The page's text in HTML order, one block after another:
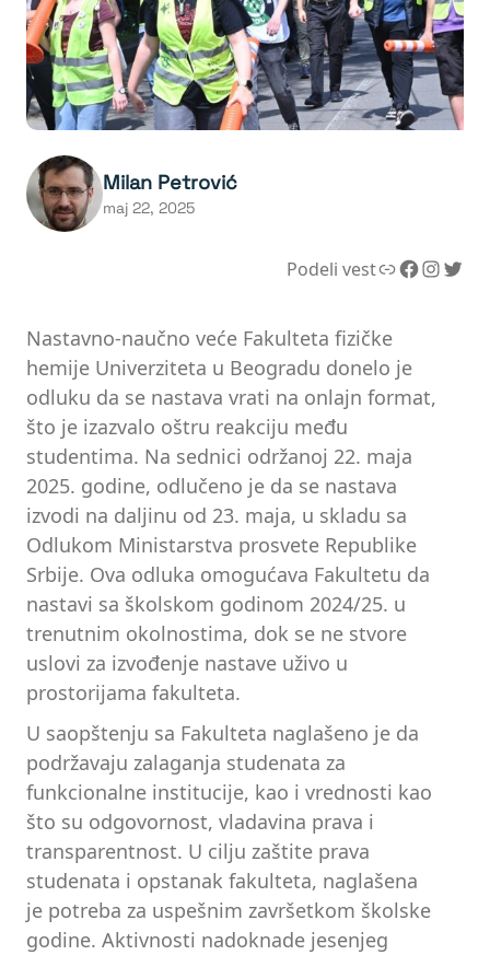
Milan Petrović
maj 22, 2025
Podeli vestLink Facebook InstagramTwitter
Nastavno-naučno veće Fakulteta fizičke
hemije Univerziteta u Beogradu donelo je
odluku da se nastava vrati na onlajn format,
što je izazvalo oštru reakciju među
studentima. Na sednici održanoj 22. maja
2025. godine, odlučeno je da se nastava
izvodi na daljinu od 23. maja, u skladu sa
Odlukom Ministarstva prosvete Republike
Srbije. Ova odluka omogućava Fakultetu da
nastavi sa školskom godinom 2024/25. u
trenutnim okolnostima, dok se ne stvore
uslovi za izvođenje nastave uživo u
prostorijama fakulteta.
U saopštenju sa Fakulteta naglašeno je da
podržavaju zalaganja studenata za
funkcionalne institucije, kao i vrednosti kao
što su odgovornost, vladavina prava i
transparentnost. U cilju zaštite prava
studenata i opstanak fakulteta, naglašena
je potreba za uspešnim završetkom školske
godine. Aktivnosti nadoknade jesenjeg